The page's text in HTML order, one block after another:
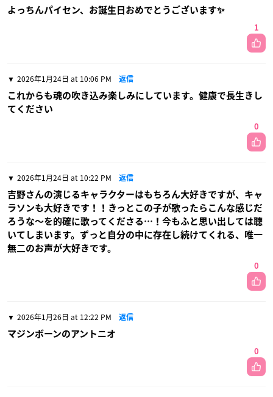
よっちんパイセン、お誕生日おめでとうございます✨
1
2026年1月24日 at 10:06 PM 返信
これからも魂の吹き込み楽しみにしています。健康で長生きし
てください
0
2026年1月24日 at 10:22 PM 返信
吉野さんの演じるキャラクターはもちろん大好きですが、キャ
ラソンも大好きです！！きっとこの子が歌ったらこんな感じだ
ろうな〜を的確に歌ってくださる…！今もふと思い出しては聴
いてしまいます。ずっと自分の中に存在し続けてくれる、唯一
無二のお声が大好きです。
0
2026年1月26日 at 12:22 PM 返信
マジンボーンのアントニオ
0